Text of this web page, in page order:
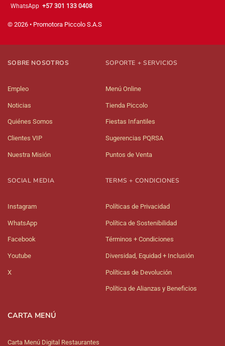
WhatsApp +57 301 133 0408
© 2026 • Promotora Piccolo S.A.S
SOBRE NOSOTROS
Empleo
Noticias
Quiénes Somos
Clientes VIP
Nuestra Misión
SOPORTE + SERVICIOS
Menú Online
Tienda Piccolo
Fiestas Infantiles
Sugerencias PQRSA
Puntos de Venta
SOCIAL MEDIA
Instagram
WhatsApp
Facebook
Youtube
X
TERMS + CONDICIONES
Políticas de Privacidad
Política de Sostenibilidad
Términos + Condiciones
Diversidad, Equidad + Inclusión
Políticas de Devolución
Política de Alianzas y Beneficios
CARTA MENÚ
Carta Menú Digital Restaurantes